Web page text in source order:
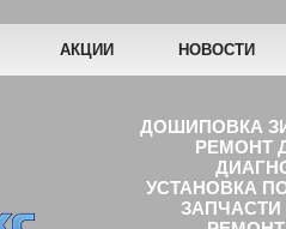
АКЦИИ НОВОСТИ
ДОШИПОВКА
РЕМОНТ
УСТАНОВКА
ЗАПЧАСТИ